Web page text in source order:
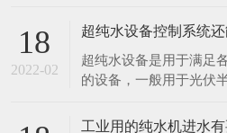
等设备，通过不同粒径
质、悬浮物等，降低水
免受颗粒物质的磨损和
18
2022-02
超纯水设备控制系统
超纯水设备是用于满足
的设备，一般用于光伏
制系统是十分的重要，